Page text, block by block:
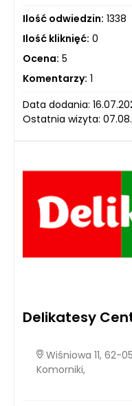
Ilość odwiedzin: 1338
Ilość kliknięć: 0
Ocena: 5
Komentarzy: 1
Data dodania:
Ostatnia wizyta:
Delikatesy
Wiśniowa 11, 62-
Komorniki,